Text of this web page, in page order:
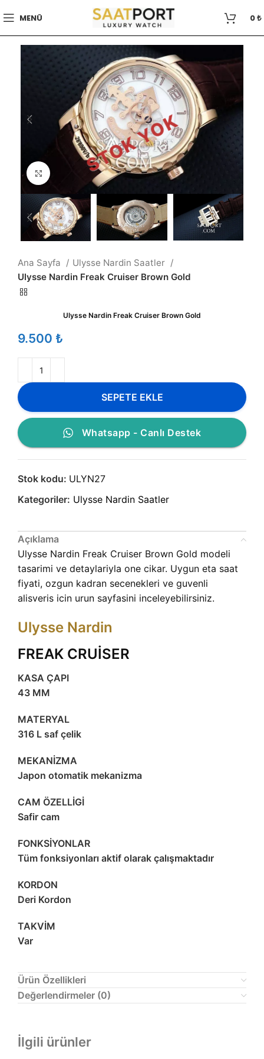
MENÜ 0₺
Büyütmek için tıklayın
STOK YOK
Ana Sayfa
Ulysse Nardin Saatler
Ulysse Nardin Freak Cruiser Brown Gold
Ulysse Nardin Freak Cruiser Brown Gold
₺
SEPETE EKLE
Whatsapp - Canlı Destek
Stok kodu: ULYN27
Kategoriler: Ulysse Nardin Saatler
Açıklama
Ulysse Nardin Freak Cruiser Brown Gold modeli
tasarimi ve detaylariyla one cikar. Uygun eta saat
fiyati, ozgun kadran secenekleri ve guvenli
alisveris icin urun sayfasini inceleyebilirsiniz.
Ulysse Nardin
FREAK CRUİSER
KASA ÇAPI
43 MM
MATERYAL
316 L saf çelik
MEKANİZMA
Japon otomatik mekanizma
CAM ÖZELLİGİ
Safir cam
FONKSİYONLAR
Tüm fonksiyonları aktif olarak çalışmaktadır
KORDON
Deri Kordon
TAKVİM
Var
Ürün Özellikleri
Değerlendirmeler (0)
İlgili ürünler